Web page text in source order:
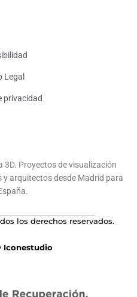
Legal
privacidad
3D. Proyectos de visualización
arquitectos desde Madrid para
los derechos reservados.
Iconestudio